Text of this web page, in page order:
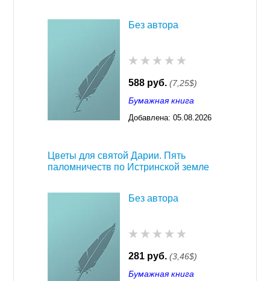
Без автора
588 руб. (7,25$)
Бумажная книга
Добавлена: 05.08.2026
Цветы для святой Дарии. Пять
паломничеств по Истринской земле
Без автора
281 руб. (3,46$)
Бумажная книга